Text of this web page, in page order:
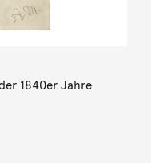
1840er Jahre